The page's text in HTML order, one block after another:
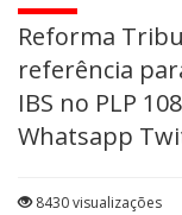
Reforma
referência
IBS no PLP
Whatsapp
8430 visualizações